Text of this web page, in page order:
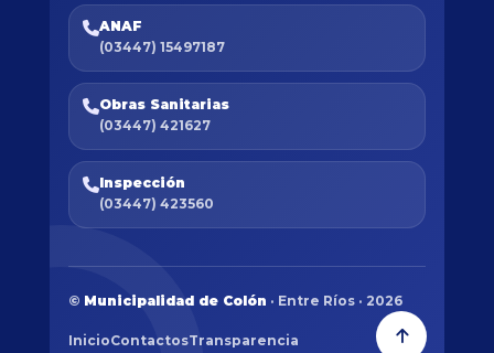
ANAF
(03447) 15497187
Obras Sanitarias
(03447) 421627
Inspección
(03447) 423560
© Municipalidad de Colón · Entre Ríos · 2026
InicioContactosTransparencia